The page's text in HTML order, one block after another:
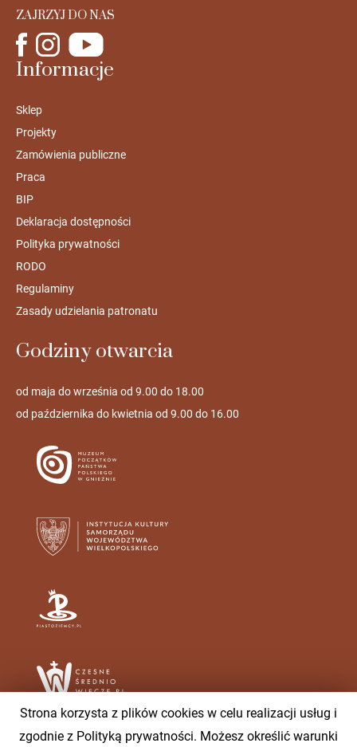
ZAJRZYJ DO NAS
Informacje
Sklep
Projekty
Zamówienia publiczne
Praca
BIP
Deklaracja dostępności
Polityka prywatności
RODO
Regulaminy
Zasady udzielania patronatu
Godziny otwarcia
od maja do września od 9.00 do 18.00
od października do kwietnia od 9.00 do 16.00
Strona korzysta z plików cookies w celu realizacji usług i
zgodnie z Polityką prywatności. Możesz określić warunki